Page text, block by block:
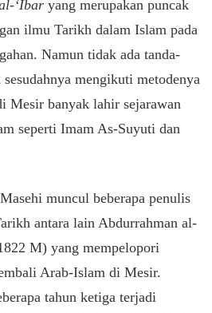
‘Ibar yang merupakan puncak
ilmu Tarikh dalam Islam pada
Namun tidak ada tanda-
mengikuti metodenya
Mesir banyak lahir sejarawan
seperti Imam As-Suyuti dan
muncul beberapa penulis
antara lain Abdurrahman al-
M) yang mempelopori
Arab-Islam di Mesir.
tahun ketiga terjadi